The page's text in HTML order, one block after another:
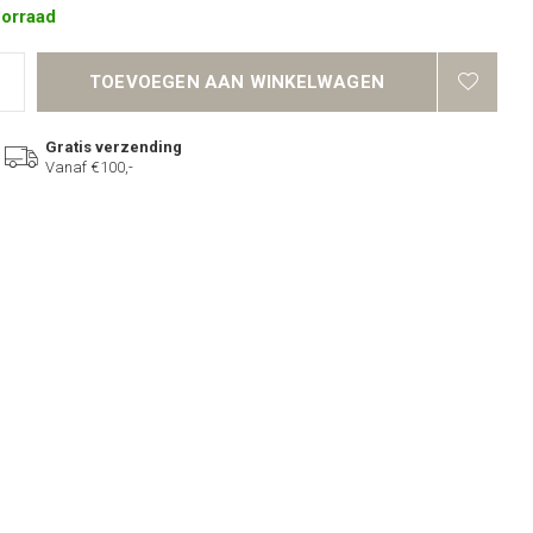
TOEVOEGEN AAN WINKELWAGEN
Gratis verzending
Vanaf €100,-